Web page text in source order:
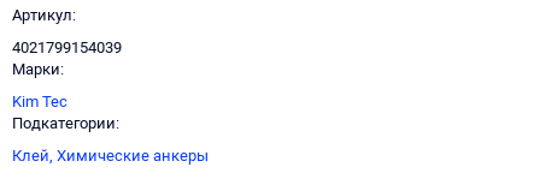
Артикул
4021799154039
Марки
Kim Tec
Подкатегории
Клей, Химические анкеры